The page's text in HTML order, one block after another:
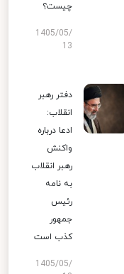
چیست؟
1405/05/
13
دفتر رهبر
انقلاب:
ادعا درباره
واکنش
رهبر انقلاب
به نامه
رئیس
جمهور
کذب است
1405/05/